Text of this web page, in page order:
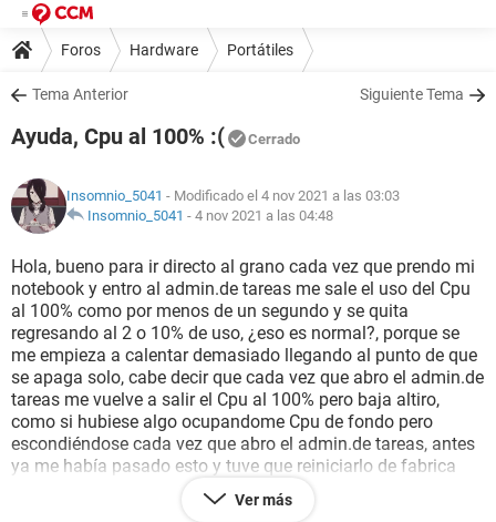
Foros Hardware Portátiles
Tema Anterior Siguiente Tema
Ayuda, Cpu al 100% :( Cerrado
Insomnio_5041 - Modificado el 4 nov 2021 a las 03:03
Insomnio_5041 - 4 nov 2021 a las 04:48
Hola, bueno para ir directo al grano cada vez que prendo mi
notebook y entro al admin.de tareas me sale el uso del Cpu
al 100% como por menos de un segundo y se quita
regresando al 2 o 10% de uso, ¿eso es normal?, porque se
me empieza a calentar demasiado llegando al punto de que
se apaga solo, cabe decir que cada vez que abro el admin.de
tareas me vuelve a salir el Cpu al 100% pero baja altiro,
como si hubiese algo ocupandome Cpu de fondo pero
escondiéndose cada vez que abro el admin.de tareas, antes
ya me había pasado esto y tuve que reiniciarlo de fabrica
para que regresará a la normalidad, nose que puede ser
porque eh probado 3 antivirus y ninguno me detecta algo
Ver más